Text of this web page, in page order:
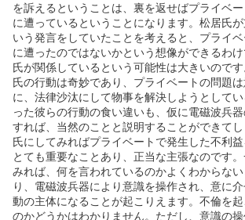
を訴えるということは、裏を返せばプライベ
に遭っているということになります。松居氏
いう発言をしていたことを考えると、プライ
に遭ったのではないかという想像ができるわ
氏が関係しているという可能性は大きいので
氏の行動は奇妙であり、プライベートの問題
に、法律沙汰にして物事を解決しようとして
った彼らの行動の食い違いも、仮に電磁波兵
すれば、当然のことと説明することができて
氏にしてみればプライベートで発生した不利
とても重要なことあり、正当な主張なのです
みれば、何を言われているのかよくわからな
り、電磁波兵器により意識を操作され、意に
動の主体になることが起こりえます。不倫を
のかどうかはわかりません。ただし、意識の